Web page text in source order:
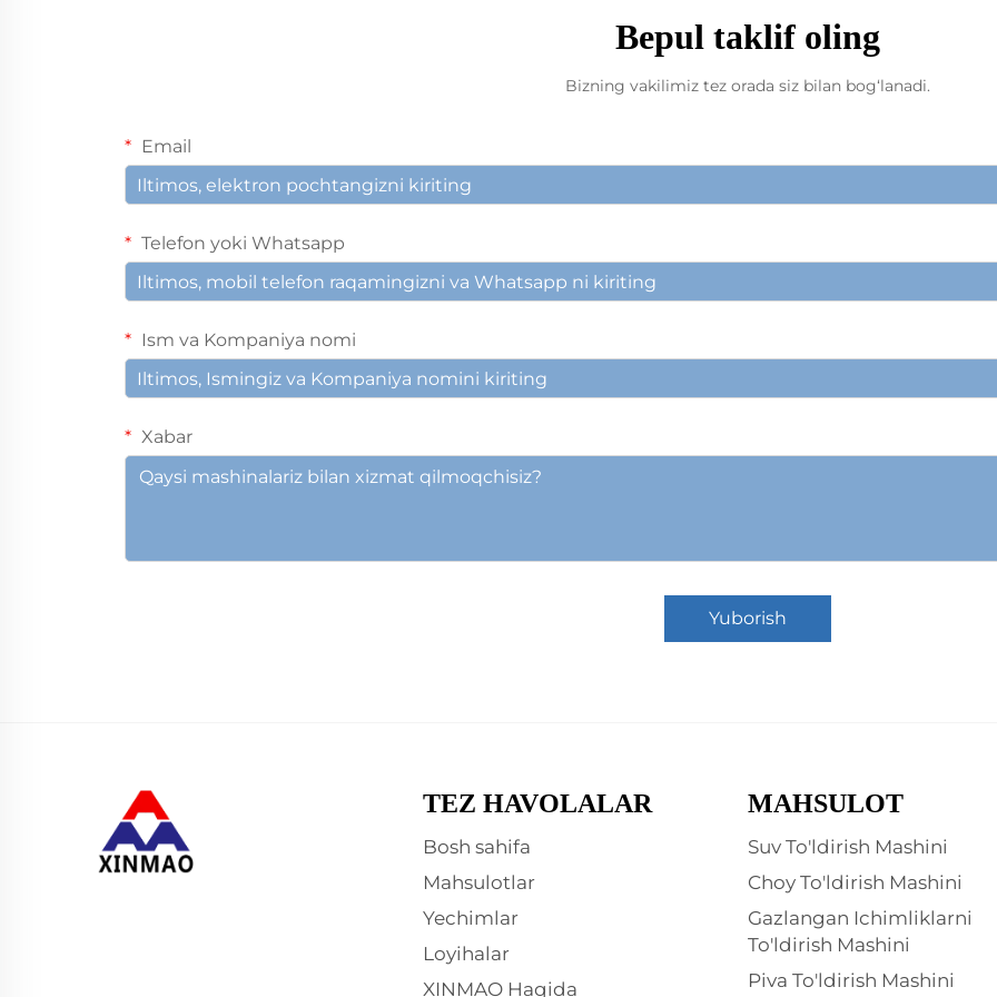
Bepul taklif oling
Bizning vakilimiz tez orada siz bilan bog‘lanadi.
Email
Telefon yoki Whatsapp
Ism va Kompaniya nomi
Xabar
Yuborish
TEZ HAVOLALAR
Bosh sahifa
Mahsulotlar
Yechimlar
Loyihalar
XINMAO Haqida
MAHSULOT
Suv To'ldirish Mashini
Choy To'ldirish Mashini
Gazlangan Ichimliklarni
To'ldirish Mashini
Piva To'ldirish Mashini